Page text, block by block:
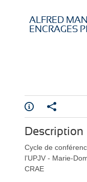
ALFRED
ENCRAGES
Description
Cycle de
l’UPJV - Marie-
CRAE